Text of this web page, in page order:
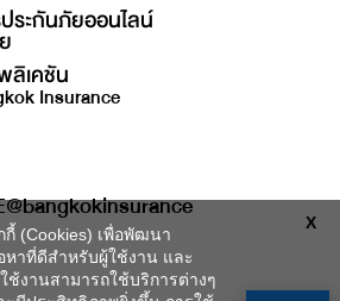
ระกันภัยออนไลน์
ลิเคชัน
Insurance
X
กี้ (Cookies) เพื่อพัฒนา
หาที่ดีสำหรับผู้ใช้งาน และ
ช้งานสามารถใช้บริการต่างๆ